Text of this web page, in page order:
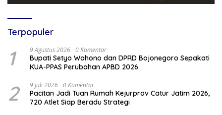
Terpopuler
1 9 Agustus 2026 0 Komentar
Bupati Setyo Wahono dan DPRD Bojonegoro Sepakati
KUA-PPAS Perubahan APBD 2026
2 9 Juli 2026 0 Komentar
Pacitan Jadi Tuan Rumah Kejurprov Catur Jatim 2026,
720 Atlet Siap Beradu Strategi